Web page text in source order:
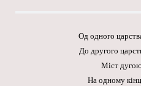
Од одного
До другого
Міст дугою
На одному